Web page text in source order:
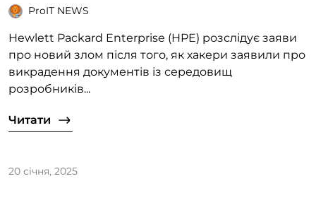
ProIT NEWS
Hewlett Packard Enterprise (HPE) розслідує заяви
про новий злом після того, як хакери заявили про
викрадення документів із середовищ
розробників...
Читати
20 січня, 2025